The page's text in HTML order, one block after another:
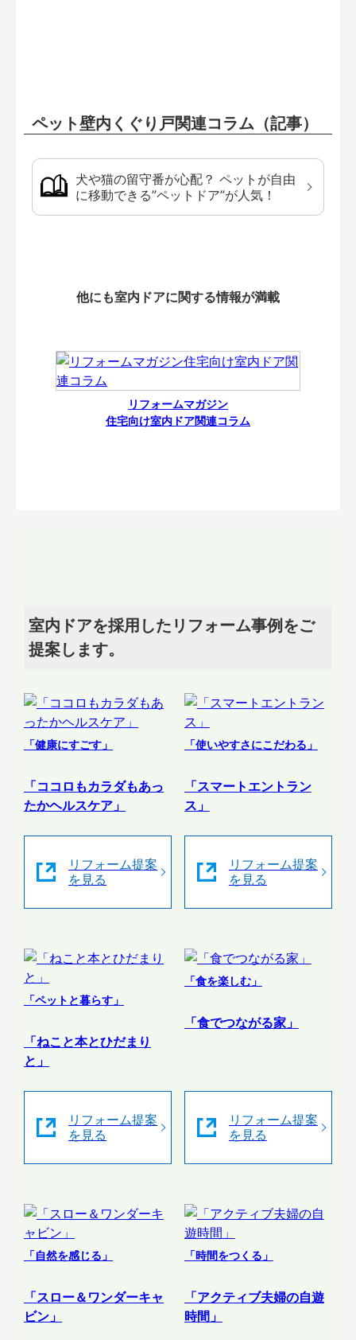
ペット壁内くぐり戸関連コラム（記事）
犬や猫の留守番が心配？ ペットが自由
に移動できる”ペットドア”が人気！
他にも室内ドアに関する情報が満載
リフォームマガジン
住宅向け室内ドア関連コラム
室内ドアを採用したリフォーム事例をご
提案します。
「健康にすごす」
「ココロもカラダもあっ
たかヘルスケア」
リフォーム提案
を見る
「使いやすさにこだわる」
「スマートエントラン
ス」
リフォーム提案
を見る
「ペットと暮らす」
「ねこと本とひだまり
と」
リフォーム提案
を見る
「食を楽しむ」
「食でつながる家」
リフォーム提案
を見る
「自然を感じる」
「スロー＆ワンダーキャ
ビン」
「時間をつくる」
「アクティブ夫婦の自遊
時間」